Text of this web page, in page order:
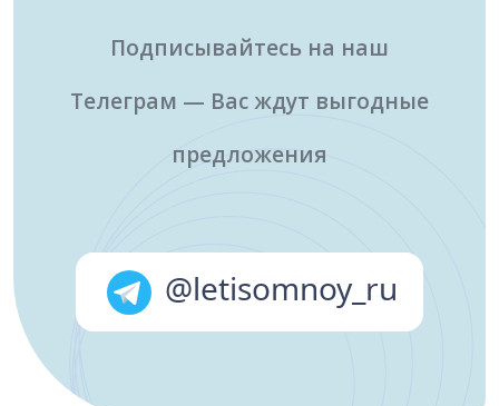
Подписывайтесь на наш
Телеграм — Вас ждут выгодные
предложения
@letisomnoy_ru